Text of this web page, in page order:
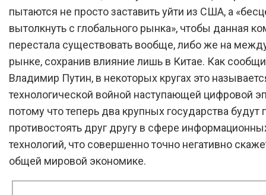
пытаются не просто заставить уйти из США, а
вытолкнуть с глобального рынка», чтобы данная
перестала существовать вообще, либо же на
рынке, сохранив влияние лишь в Китае. Как
Владимир Путин, в некоторых кругах это
технологической войной наступающей цифровой
потому что теперь два крупных государства будут
противостоять друг другу в сфере
технологий, что совершенно точно негативно
общей мировой экономике.